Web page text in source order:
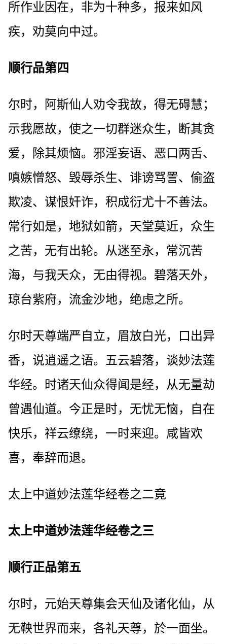
所作业因在，非为十种多，报来如风
疾，劝莫向中过。
顺行品第四
尔时，阿斯仙人劝令我故，得无碍慧；
示我愿故，使之一切群迷众生，断其贪
爱，除其烦恼。邪淫妄语、恶口两舌、
嗔嫉憎怒、毁辱杀生、诽谤骂詈、偷盗
欺凌、谋恨奸诈，积成衍尤十不善法。
常行如是，地狱如箭，天堂莫近，众生
之苦，无有出轮。从迷至永，常沉苦
海，与我天众，无由得视。碧落天外，
琼台紫府，流金沙地，绝虑之所。
尔时天尊端严自立，眉放白光，口出异
香，说逍遥之语。五云碧落，谈妙法莲
华经。时诸天仙众得闻是经，从无量劫
曾遇仙道。今正是时，无忧无恼，自在
快乐，祥云缭绕，一时来迎。咸皆欢
喜，奉辞而退。
太上中道妙法莲华经卷之二竟
太上中道妙法莲华经卷之三
顺行正品第五
尔时，元始天尊集会天仙及诸化仙，从
无鞅世界而来，各礼天尊，於一面坐。